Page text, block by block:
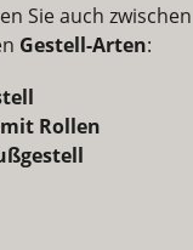
Sie auch zwischen
Gestell-Arten:
Rollen